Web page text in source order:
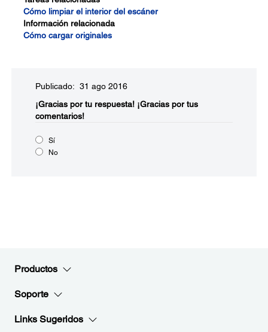
Cómo limpiar el interior del escáner
Información relacionada
Cómo cargar originales
Publicado: 31 ago 2016
¡Gracias por tu respuesta! ¡Gracias por tus
comentarios!
Sí
No
Productos
Soporte
Links Sugeridos